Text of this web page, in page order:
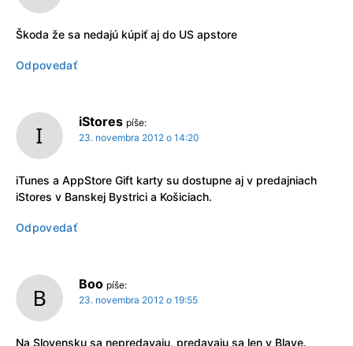
Škoda že sa nedajú kúpiť aj do US apstore
Odpovedať
iStores píše:
23. novembra 2012 o 14:20
iTunes a AppStore Gift karty su dostupne aj v predajniach
iStores v Banskej Bystrici a Košiciach.
Odpovedať
Boo píše:
23. novembra 2012 o 19:55
Na Slovensku sa nepredavaju, predavaju sa len v Blave.